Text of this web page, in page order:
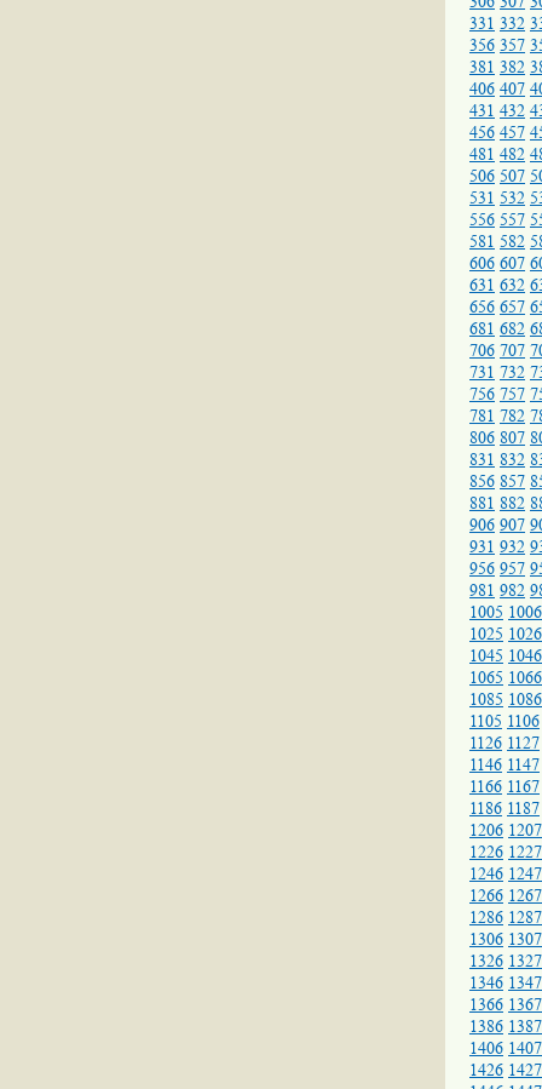
331 332
356 357
381 382
406 407
431 432
456 457
481 482
506 507
531 532
556 557
581 582
606 607
631 632
656 657
681 682
706 707
731 732
756 757
781 782
806 807
831 832
856 857
881 882
906 907
931 932
956 957
981 982
1005 1006
1025 1026
1045 1046
1065 1066
1085 1086
1105 1106
1126 1127
1146 1147
1166 1167
1186 1187
1206 1207
1226 1227
1246 1247
1266 1267
1286 1287
1306 1307
1326 1327
1346 1347
1366 1367
1386 1387
1406 1407
1426 1427